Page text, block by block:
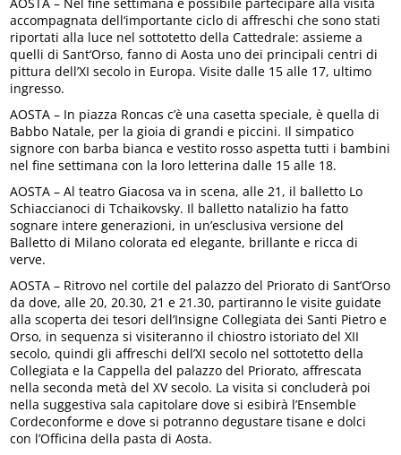
AOSTA – Nel fine settimana è possibile partecipare alla visita
accompagnata dell‘importante ciclo di affreschi che sono stati
riportati alla luce nel sottotetto della Cattedrale: assieme a
quelli di Sant‘Orso, fanno di Aosta uno dei principali centri di
pittura dell’XI secolo in Europa. Visite dalle 15 alle 17, ultimo
ingresso.
AOSTA – In piazza Roncas c’è una casetta speciale, è quella di
Babbo Natale, per la gioia di grandi e piccini. Il simpatico
signore con barba bianca e vestito rosso aspetta tutti i bambini
nel fine settimana con la loro letterina dalle 15 alle 18.
AOSTA – Al teatro Giacosa va in scena, alle 21, il balletto Lo
Schiaccianoci di Tchaikovsky. Il balletto natalizio ha fatto
sognare intere generazioni, in un’esclusiva versione del
Balletto di Milano colorata ed elegante, brillante e ricca di
verve.
AOSTA – Ritrovo nel cortile del palazzo del Priorato di Sant’Orso
da dove, alle 20, 20.30, 21 e 21.30, partiranno le visite guidate
alla scoperta dei tesori dell’Insigne Collegiata dei Santi Pietro e
Orso, in sequenza si visiteranno il chiostro istoriato del XII
secolo, quindi gli affreschi dell’XI secolo nel sottotetto della
Collegiata e la Cappella del palazzo del Priorato, affrescata
nella seconda metà del XV secolo. La visita si concluderà poi
nella suggestiva sala capitolare dove si esibirà l’Ensemble
Cordeconforme e dove si potranno degustare tisane e dolci
con l’Officina della pasta di Aosta.